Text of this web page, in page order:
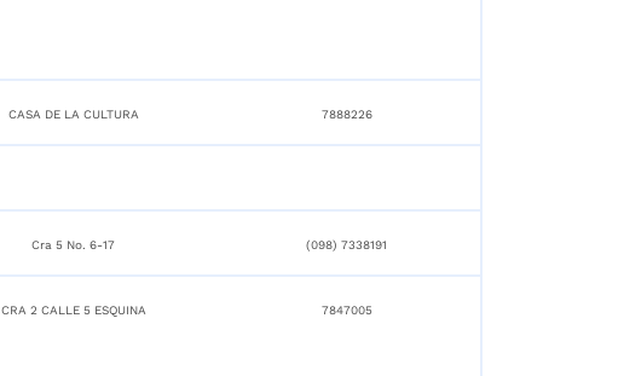
CASA DE LA CULTURA 7888226
Cra 5 No. 6-17 (098) 7338191
CRA 2 CALLE 5 ESQUINA 7847005